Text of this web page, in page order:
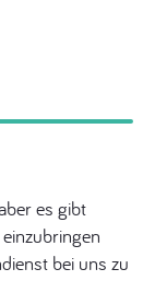
es gibt
bei uns zu